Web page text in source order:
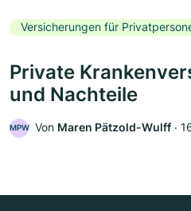
Versicherungen für
Private
und Nachteile
MPW Von Maren Pätzold-Wulff ‧